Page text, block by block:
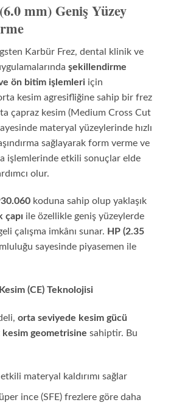
mm) Geniş Yüzey
Karbür Frez, dental klinik ve
şekillendirme
ön bitim işlemleriiçin
kesim agresifliğine sahip bir frez
çapraz kesim (Medium Cross Cut
materyal yüzeylerinde hızlı
sağlayarak form verme ve
işlemlerinde etkili sonuçlar elde
olur.
koduna sahip olup yaklaşık
çapı ile özellikle geniş yüzeylerde
çalışma imkânı sunar. HP (2.35
sayesinde piyasemen ile
(CE) Teknolojisi
orta seviyede kesim gücü
kesim geometrisine sahiptir. Bu
etkili materyal kaldırımı sağlar
ince (SFE) frezlere göre daha